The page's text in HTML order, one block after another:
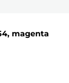
magenta